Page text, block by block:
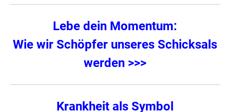
Lebe dein Momentum:
Wie wir Schöpfer unseres Schicksals
werden >>>
Krankheit als Symbol